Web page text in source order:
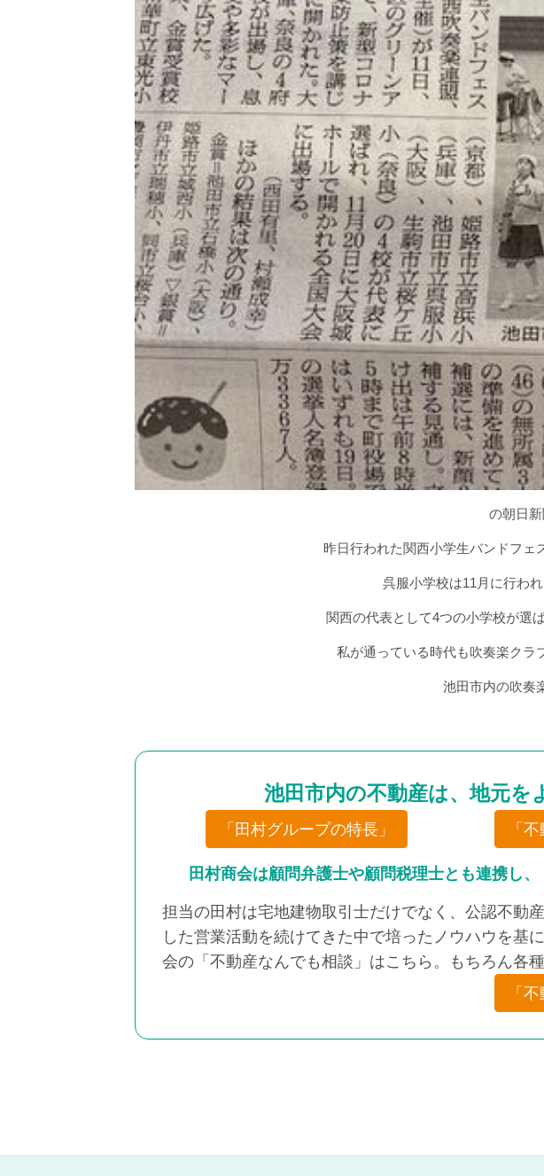
の朝日新
昨日行われた関西小学生バンドフェ
呉服小学校は11月に行わ
関西の代表として4つの小学校が選
私が通っている時代も吹奏楽クラ
池田市内の吹奏
池田市内の不動産は、地元を
「田村グループの特長」 「
田村商会は顧問弁護士や顧問税理士とも連携し
担当の田村は宅地建物取引士だけでなく、公認不動
した営業活動を続けてきた中で培ったノウハウを基
会の「不動産なんでも相談」はこちら。もちろん各
「